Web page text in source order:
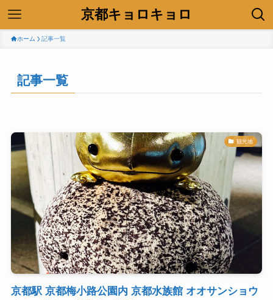
京都キョロキョロ
ホーム 記事一覧
記事一覧
観光地
京都駅 京都梅小路公園内 京都水族館 オオサンショウ